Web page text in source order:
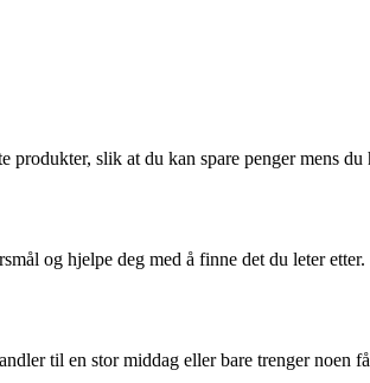
slik at du kan spare penger mens du
og hjelpe deg med å finne det du leter etter.
til en stor middag eller bare trenger noen